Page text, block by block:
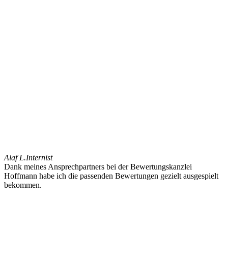
Alaf L.Internist
Dank meines Ansprechpartners bei der Bewertungskanzlei
Hoffmann habe ich die passenden Bewertungen gezielt ausgespielt
bekommen.